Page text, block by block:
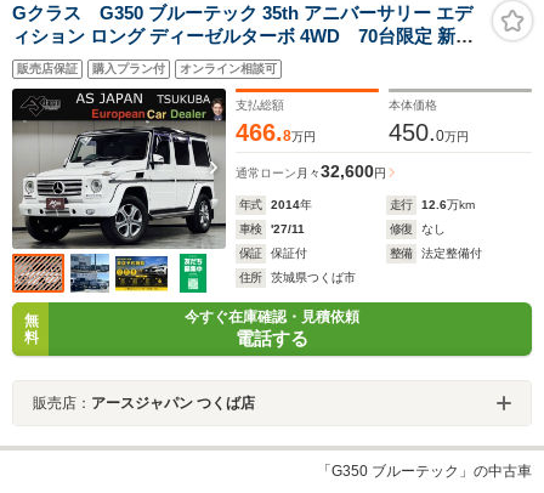
Gクラス G350 ブルーテック 35th アニバーサリー エデ
ィション ロング ディーゼルターボ 4WD 70台限定 新品
タイヤ チェスナットブラウン本革シート AMGオーバー
フェンダー 専用チタニウムグレー18AW ブラックルーフ
HarmanKardon レーダークルーズ BSM 純正ナビ DTV
BT音楽 Bカメラ キーレス2個 全席ヒーター
販売店保証 購入プラン付 オンライン相談可
支払総額
466.8万円
本体価格
450.0万円
通常ローン 月々32,600円
年式 2014年 走行 12.6万km
車検
'27/11 修復
なし
保証
保証付 整備
法定整備付
住所
茨城県つくば市
無
料
今すぐ在庫確認・見積依頼
電話する
販売店： アースジャパン つくば店
「G350 ブルーテック」の中古車